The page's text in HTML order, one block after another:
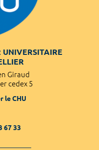
UNIVERSITAIRE
Giraud
cedex 5
le CHU
67 33